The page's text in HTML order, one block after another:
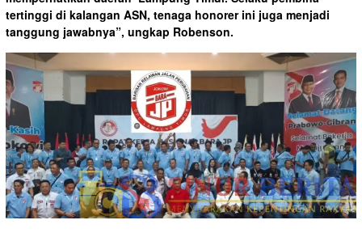
tertinggi di kalangan ASN, tenaga honorer ini juga menjadi
tanggung jawabnya”, ungkap Robenson.